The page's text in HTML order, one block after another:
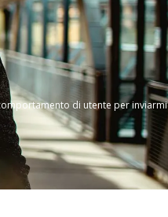
di utente per